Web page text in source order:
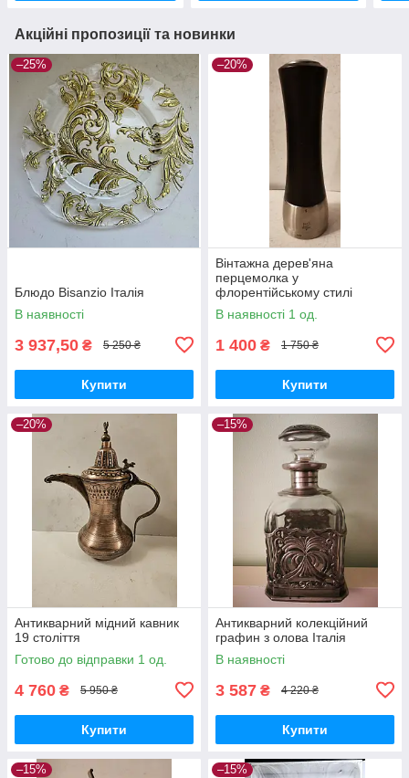
Акційні пропозиції та новинки
–25%
Блюдо Bisanzio Італія
В наявності
3 937,50 ₴ 5 250 ₴
Купити
–20%
Вінтажна дерев'яна
перцемолка у
флорентійському стилі
В наявності 1 од.
1 400 ₴ 1 750 ₴
Купити
–20%
Антикварний мідний кавник
19 століття
Готово до відправки 1 од.
4 760 ₴ 5 950 ₴
Купити
–15%
Антикварний колекційний
графин з олова Італія
В наявності
3 587 ₴ 4 220 ₴
Купити
–15% –15%